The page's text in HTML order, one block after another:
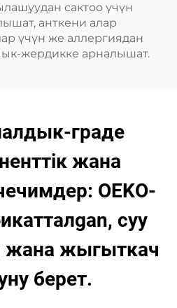
сактоо үчүн
анткени алар
үчүн же аллергиядан
жердикке арналышат.
граде
жана
OEKO-
суу
жана жыгыткач
берет.